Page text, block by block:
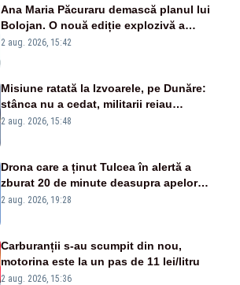
Ana Maria Păcuraru demască planul lui
Bolojan. O nouă ediție explozivă a
emisiunii „Miza Zilei” la Realitatea PLUS
2 aug. 2026, 15:42
Misiune ratată la Izvoarele, pe Dunăre:
stânca nu a cedat, militarii reiau
detonările luni – VIDEO
2 aug. 2026, 15:48
Drona care a ținut Tulcea în alertă a
zburat 20 de minute deasupra apelor
României. Au fost ridicate două F-16
2 aug. 2026, 19:28
Carburanții s-au scumpit din nou,
motorina este la un pas de 11 lei/litru
2 aug. 2026, 15:36